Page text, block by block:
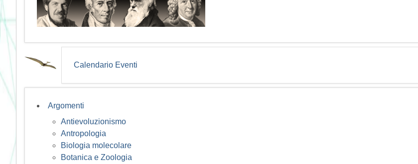
Calendario Eventi
Argomenti
Antievoluzionismo
Antropologia
Biologia molecolare
Botanica e Zoologia